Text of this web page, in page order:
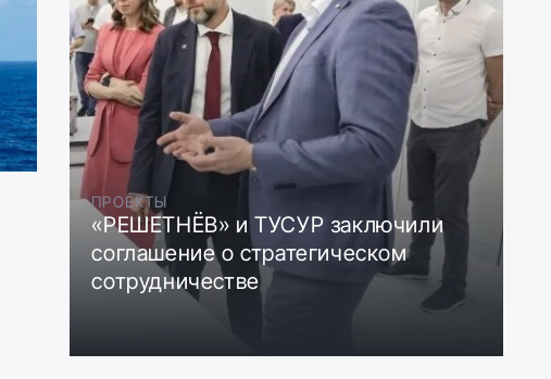
ПРОЕКТЫ
«РЕШЕТНЁВ» и ТУСУР заключили
соглашение о стратегическом
сотрудничестве